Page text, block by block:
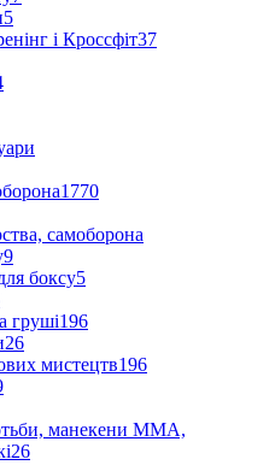
5
і Кроссфіт37
1770
самоборона
9
боксу5
груші196
26
мистецтв196
манекени ММА,
26